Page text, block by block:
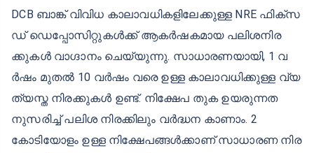
DCB ബാങ്ക് വിവിധ കാലാവധികളിലേക്കുള്ള NRE ഫിക്‌സ
ഡ് ഡെപ്പോസിറ്റുകള്‍ക്ക് ആകര്‍ഷകമായ പലിശനിര
ക്കുകള്‍ വാഗ്ദാനം ചെയ്യുന്നു. സാധാരണയായി, 1 വ
ര്‍ഷം മുതല്‍ 10 വര്‍ഷം വരെ ഉള്ള കാലാവധിക്കുള്ള വ്യ
ത്യസ്ത നിരക്കുകള്‍ ഉണ്ട്. നിക്ഷേപ തുക ഉയരുന്നത
നുസരിച്ച് പലിശ നിരക്കിലും വര്‍ദ്ധന കാണാം. 2
കോടിയോളം ഉള്ള നിക്ഷേപങ്ങള്‍ക്കാണ് സാധാരണ നിര